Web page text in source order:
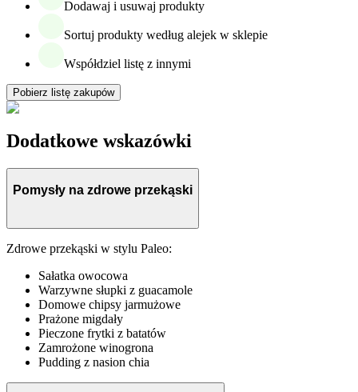
Dodawaj i usuwaj produkty
Sortuj produkty według alejek w sklepie
Współdziel listę z innymi
Pobierz listę zakupów
Dodatkowe wskazówki
Pomysły na zdrowe przekąski
Zdrowe przekąski w stylu Paleo:
Sałatka owocowa
Warzywne słupki z guacamole
Domowe chipsy jarmużowe
Prażone migdały
Pieczone frytki z batatów
Zamrożone winogrona
Pudding z nasion chia